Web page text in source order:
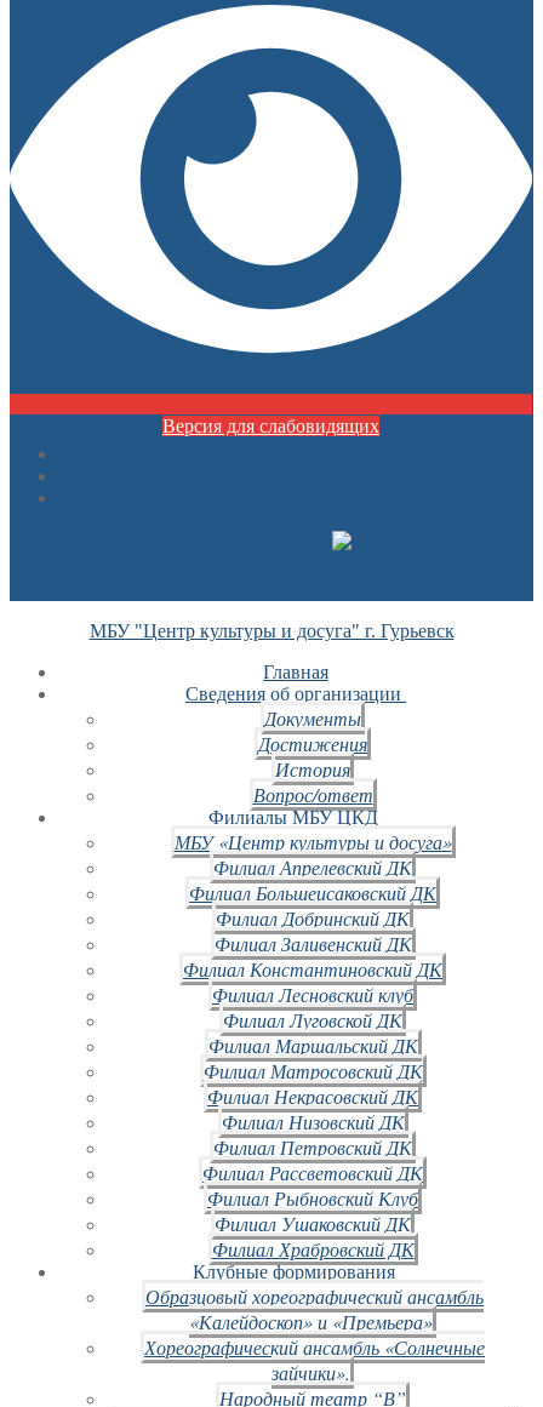
Версия для слабовидящих
МБУ "Центр культуры и досуга" г. Гурьевск
Главная
Сведения об организации
Документы
Достижения
История
Вопрос/ответ
Филиалы МБУ ЦКД
МБУ «Центр культуры и досуга»
Филиал Апрелевский ДК
Филиал Большеисаковский ДК
Филиал Добринский ДК
Филиал Заливенский ДК
Филиал Константиновский ДК
Филиал Лесновский клуб
Филиал Луговской ДК
Филиал Маршальский ДК
Филиал Матросовский ДК
Филиал Некрасовский ДК
Филиал Низовский ДК
Филиал Петровский ДК
Филиал Рассветовский ДК
Филиал Рыбновский Клуб
Филиал Ушаковский ДК
Филиал Храбровский ДК
Клубные формирования
Образцовый хореографический ансамбль
«Калейдоскоп» и «Премьера»
Хореографический ансамбль «Солнечные
зайчики».
Народный театр “В”